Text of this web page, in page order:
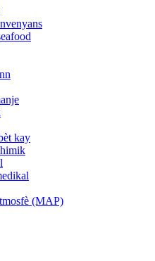
kay
(MAP)